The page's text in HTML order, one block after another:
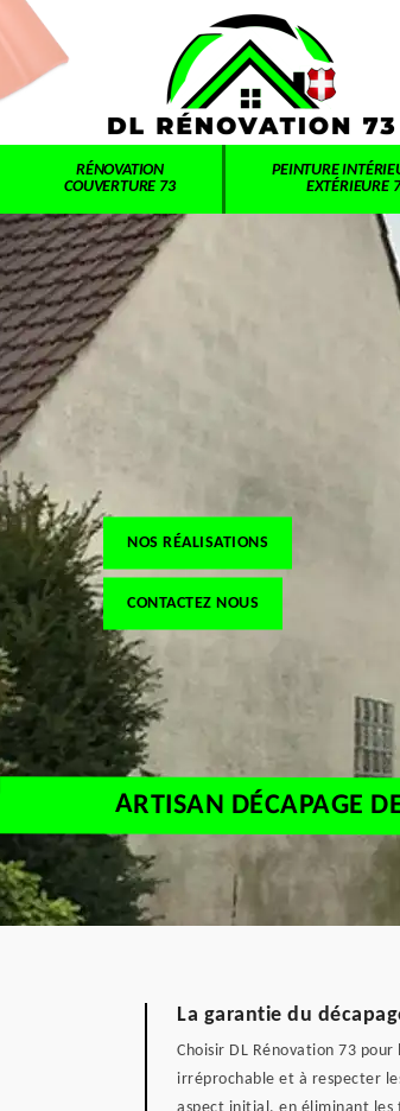
RÉNOVATION
COUVERTURE 73
PEINTURE
EXTÉRIEURE
NOS RÉALISATIONS
CONTACTEZ NOUS
ARTISAN DÉCAPAGE
La garantie du
Choisir DL Rénovation 73
irréprochable et à respecter